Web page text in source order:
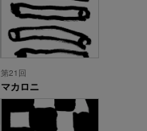
第21回
マカロニ